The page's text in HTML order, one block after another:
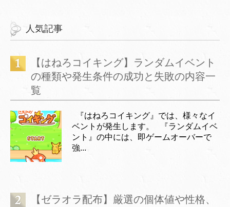
人気記事
【はねろコイキング】ランダムイベント
の種類や発生条件の成功と失敗の内容一
覧
『はねろコイキング』では、様々なイ
ベントが発生します。 『ランダムイベ
ント』の中には、即ゲームオーバーで
強...
【ゼラオラ配布】厳選の個体値や性格、